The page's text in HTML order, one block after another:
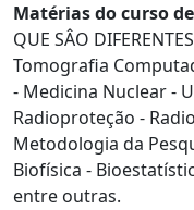
Matérias do curso
QUE SÂO
Tomografia
- Medicina Nuclear -
Radioproteção -
Metodologia da
Biofísica -
entre outras.